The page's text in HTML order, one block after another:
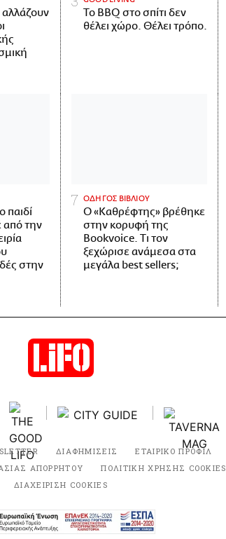
αλλάζουν
Το BBQ στο σπίτι δεν
θέλει χώρο. Θέλει τρόπο.
παιδί
από την
στην
ΟΔΗΓΟΣ ΒΙΒΛΙΟΥ
Ο «Καθρέφτης» βρέθηκε
στην κορυφή της
Bookvoice. Τι τον
ξεχώρισε ανάμεσα στα
μεγάλα best sellers;
ΔΙΑΦΗΜΙΣΕΙΣ ΕΤΑΙΡΙΚΟ ΠΡΟΦΙΛ
ΑΠΟΡΡΗΤΟΥ
ΠΟΛΙΤΙΚΗ ΧΡΗΣΗΣ COOKIES
ΔΙΑΧΕΙΡΙΣΗ COOKIES